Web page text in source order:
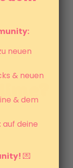
Andere Slimes
neuen
& neuen
& dem
auf deine
💌